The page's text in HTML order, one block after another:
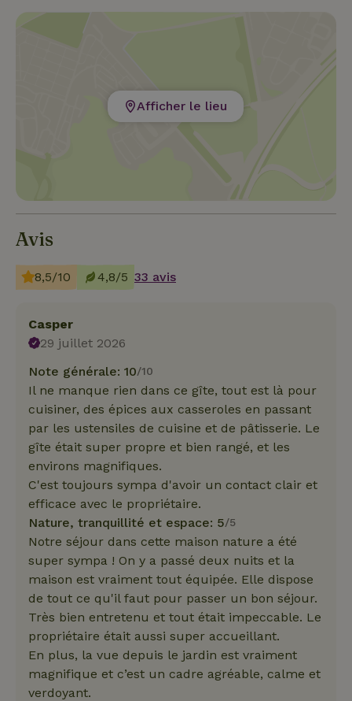
Afficher le lieu
Avis
8,5/10 4,8/5 33 avis
Casper
29 juillet 2026
Note générale: 10/10
Il ne manque rien dans ce gîte, tout est là pour
cuisiner, des épices aux casseroles en passant
par les ustensiles de cuisine et de pâtisserie. Le
gîte était super propre et bien rangé, et les
environs magnifiques.
C'est toujours sympa d'avoir un contact clair et
efficace avec le propriétaire.
Nature, tranquillité et espace: 5/5
Notre séjour dans cette maison nature a été
super sympa ! On y a passé deux nuits et la
maison est vraiment tout équipée. Elle dispose
de tout ce qu'il faut pour passer un bon séjour.
Très bien entretenu et tout était impeccable. Le
propriétaire était aussi super accueillant.
En plus, la vue depuis le jardin est vraiment
magnifique et c’est un cadre agréable, calme et
verdoyant.